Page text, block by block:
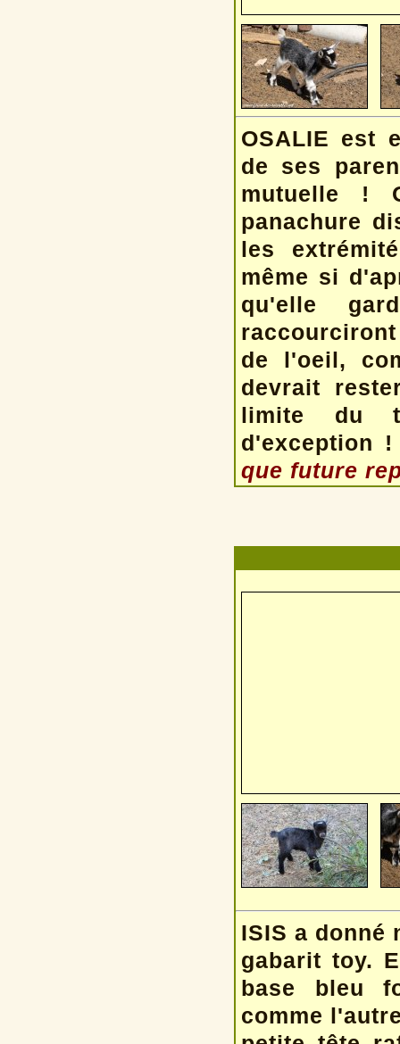
OSALIE est
de ses
mutuelle !
panachure
les
même si
qu'elle
de l'oeil,
devrait
limite du
d'exception
que future
ISIS a donné
gabarit toy.
base bleu
comme